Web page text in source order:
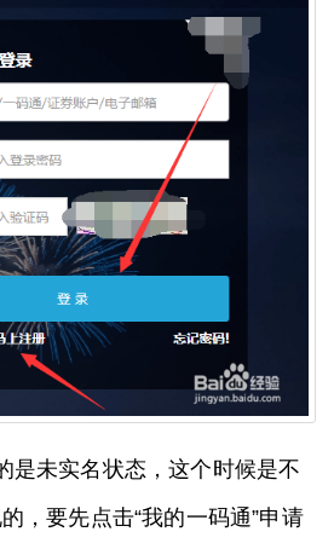
是未实名状态，这个时候是不
，要先点击“我的一码通”申请